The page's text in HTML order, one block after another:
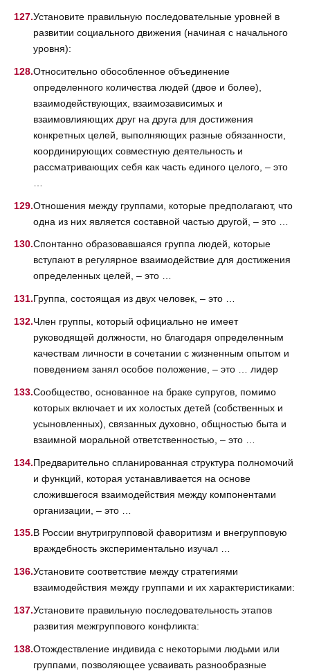
Установите правильную последовательные уровней в
развитии социального движения (начиная с начального
уровня):
Относительно обособленное объединение
определенного количества людей (двое и более),
взаимодействующих, взаимозависимых и
взаимовлияющих друг на друга для достижения
конкретных целей, выполняющих разные обязанности,
координирующих совместную деятельность и
рассматривающих себя как часть единого целого, – это
Отношения между группами, которые предполагают, что
одна из них является составной частью другой, – это …
Спонтанно образовавшаяся группа людей, которые
вступают в регулярное взаимодействие для достижения
определенных целей, – это …
Группа, состоящая из двух человек, – это …
Член группы, который официально не имеет
руководящей должности, но благодаря определенным
качествам личности в сочетании с жизненным опытом и
поведением занял особое положение, – это … лидер
Сообщество, основанное на браке супругов, помимо
которых включает и их холостых детей (собственных и
усыновленных), связанных духовно, общностью быта и
взаимной моральной ответственностью, – это …
Предварительно спланированная структура полномочий
и функций, которая устанавливается на основе
сложившегося взаимодействия между компонентами
организации, – это …
В России внутригрупповой фаворитизм и внегрупповую
враждебность экспериментально изучал …
Установите соответствие между стратегиями
взаимодействия между группами и их характеристиками:
Установите правильную последовательность этапов
развития межгруппового конфликта:
Отождествление индивида с некоторыми людьми или
группами, позволяющее усваивать разнообразные